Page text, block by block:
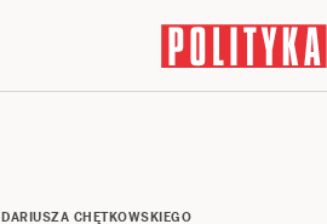
DARIUSZA CHĘTKOWSKIEGO